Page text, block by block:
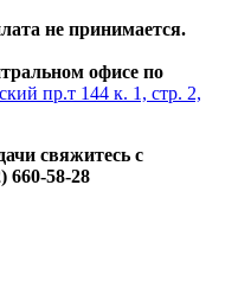
не принимается.
офисе по
пр.т 144 к. 1, стр. 2,
свяжитесь с
660-58-28